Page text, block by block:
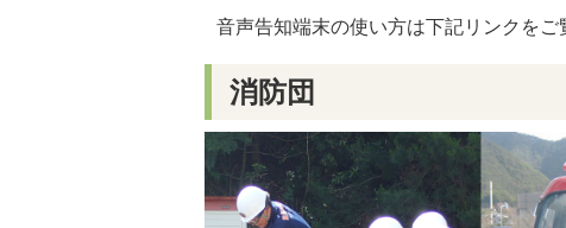
音声告知端末の使い方は下記リンクをご
消防団